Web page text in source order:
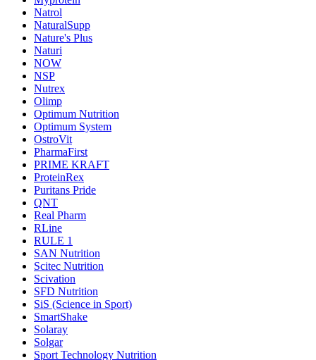
Natrol
NaturalSupp
Nature's Plus
Naturi
NOW
NSP
Nutrex
Olimp
Optimum Nutrition
Optimum System
OstroVit
PharmaFirst
PRIME KRAFT
ProteinRex
Puritans Pride
QNT
Real Pharm
RLine
RULE 1
SAN Nutrition
Scitec Nutrition
Scivation
SFD Nutrition
SiS (Science in Sport)
SmartShake
Solaray
Solgar
Sport Technology Nutrition